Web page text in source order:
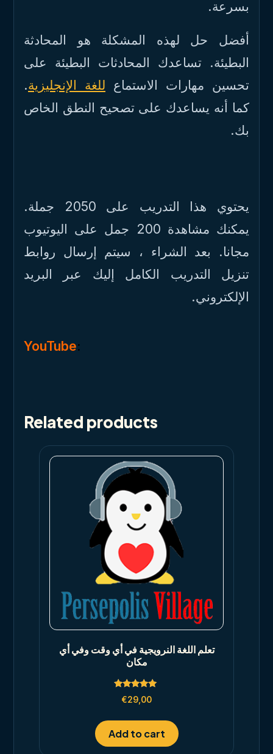
بسرعة.
أفضل حل لهذه المشكلة هو المحادثة
البطيئة. تساعدك المحادثات البطيئة على
تحسين مهارات الاستماع للغة الإنجليزية.
كما أنه يساعدك على تصحيح النطق الخاص
بك.
يحتوي هذا التدريب على 2050 جملة.
يمكنك مشاهدة 200 جمل على اليوتيوب
مجانا. بعد الشراء ، سيتم إرسال روابط
تنزيل التدريب الكامل إليك عبر البريد
الإلكتروني.
YouTube:
Related products
تعلم اللغة النرويجية في أي وقت وفي أي
مكان
Rated
5.00
€29,00
Add to cart